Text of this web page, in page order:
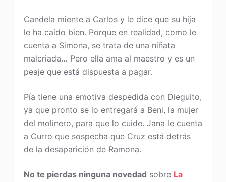
Candela miente a Carlos y le dice que su hija
le ha caído bien. Porque en realidad, como le
cuenta a Simona, se trata de una niñata
malcriada… Pero ella ama al maestro y es un
peaje que está dispuesta a pagar.
Pía tiene una emotiva despedida con Dieguito,
ya que pronto se lo entregará a Beni, la mujer
del molinero, para que lo cuide. Jana le cuenta
a Curro que sospecha que Cruz está detrás
de la desaparición de Ramona.
No te pierdas ninguna novedad sobre La